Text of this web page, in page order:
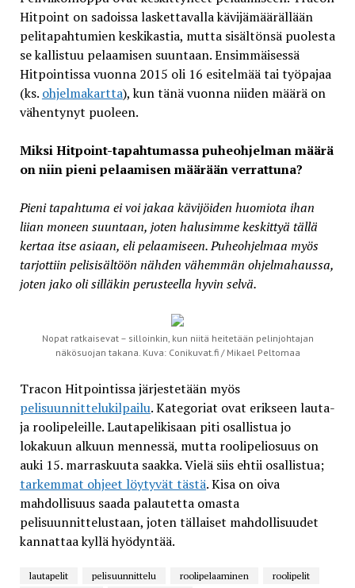
Hitpoint on sadoissa laskettavalla kävijämäärällään
pelitapahtumien keskikastia, mutta sisältönsä puolesta
se kallistuu pelaamisen suuntaan. Ensimmäisessä
Hitpointissa vuonna 2015 oli 16 esitelmää tai työpajaa
(ks. ohjelmakartta), kun tänä vuonna niiden määrä on
vähentynyt puoleen.
Miksi Hitpoint-tapahtumassa puheohjelman määrä
on niin pieni pelaamisen määrään verrattuna?
Pieni tapahtuma ei voi jakaa kävijöiden huomiota ihan
liian moneen suuntaan, joten halusimme keskittyä tällä
kertaa itse asiaan, eli pelaamiseen. Puheohjelmaa myös
tarjottiin pelisisältöön nähden vähemmän ohjelmahaussa,
joten jako oli silläkin perusteella hyvin selvä.
Nopat ratkaisevat – silloinkin, kun niitä heitetään pelinjohtajan
näkösuojan takana. Kuva: Conikuvat.fi / Mikael Peltomaa
Tracon Hitpointissa järjestetään myös
pelisuunnittelukilpailu. Kategoriat ovat erikseen lauta-
ja roolipeleille. Lautapelikisaan piti osallistua jo
lokakuun alkuun mennessä, mutta roolipeliosuus on
auki 15. marraskuuta saakka. Vielä siis ehtii osallistua;
tarkemmat ohjeet löytyvät tästä. Kisa on oiva
mahdollisuus saada palautetta omasta
pelisuunnittelustaan, joten tällaiset mahdollisuudet
kannattaa kyllä hyödyntää.
lautapelit pelisuunnittelu roolipelaaminen
roolipelit